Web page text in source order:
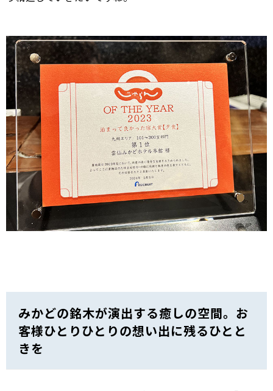
みかどの銘木が演出する癒しの空間。お
客様ひとりひとりの想い出に残るひとと
きを